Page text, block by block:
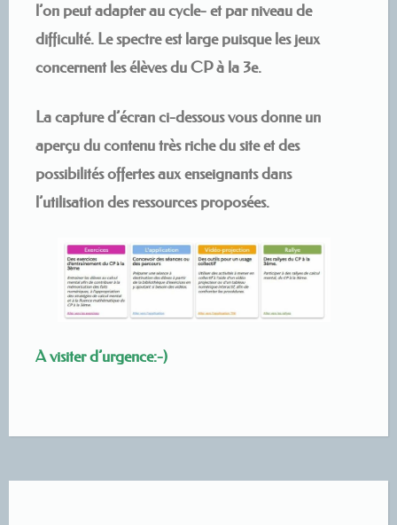
l’on peut adapter au cycle- et par niveau de
difficulté. Le spectre est large puisque les jeux
concernent les élèves du CP à la 3e.
La capture d’écran ci-dessous vous donne un
aperçu du contenu très riche du site et des
possibilités offertes aux enseignants dans
l’utilisation des ressources proposées.
A visiter d’urgence:-)